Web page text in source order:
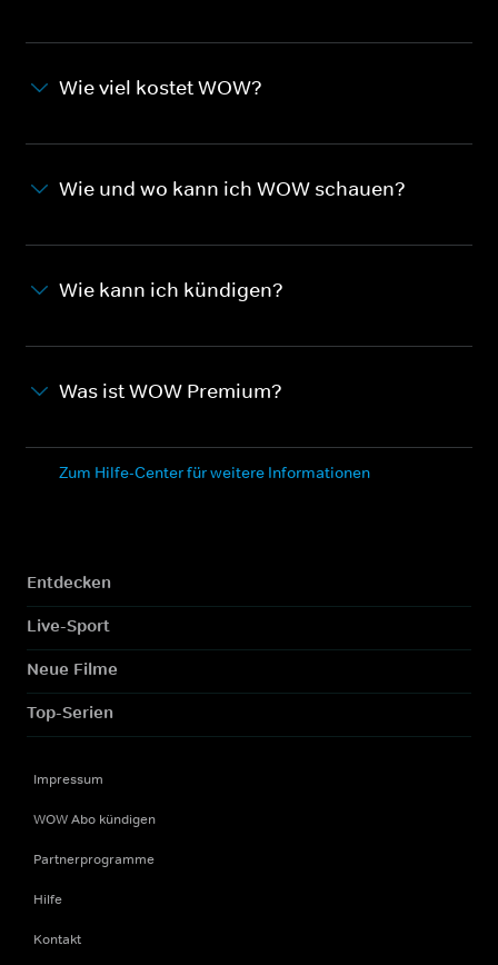
Wie viel kostet WOW?
Wie und wo kann ich WOW schauen?
Wie kann ich kündigen?
Was ist WOW Premium?
Zum Hilfe-Center für weitere Informationen
Entdecken
Live-Sport
Neue Filme
Top-Serien
Impressum
WOW Abo kündigen
Partnerprogramme
Hilfe
Kontakt